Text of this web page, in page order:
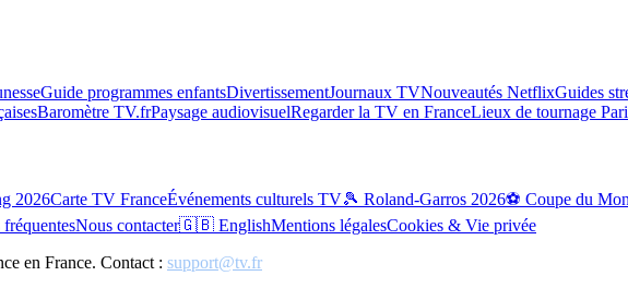
Guide programmes enfantsDivertissementJournaux TVNouveautés NetflixGuides
Baromètre TV.frPaysage audiovisuelRegarder la TV en FranceLieux de tournage
2026Carte TV FranceÉvénements culturels TV🎾 Roland-Garros 2026⚽ Coupe du
Nous contacter🇬🇧 EnglishMentions légalesCookies & Vie privée
en France. Contact : support@tv.fr